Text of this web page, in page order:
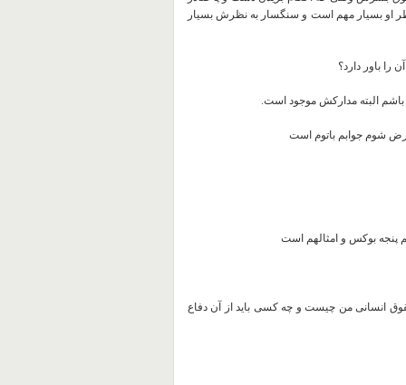
او بسیار مهم است و سنگسار به نظرش بسیار
را باور دارد؟
البته مدارکش موجود است.
شوم جوابم باتوم است
پنجه بوکس و امثالهم است
انسانی من چیست و چه کسی باید از آن دفاع